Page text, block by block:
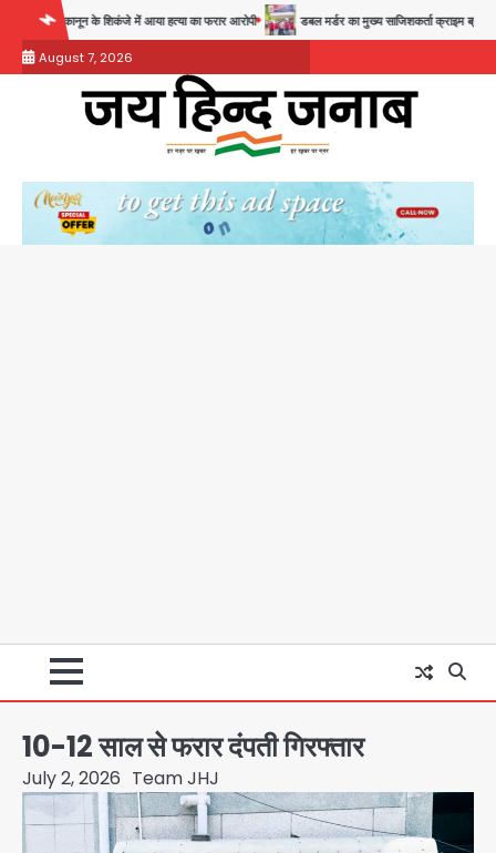
content
के शिकंजे में आया हत्या का फरार आरोपी डबल मर्डर का मुख्य साजिशकर्ता क्राइम ब्रांच के हत्थे
August 7, 2026
10-12 साल से फरार दंपती गिरफ्तार
July 2, 2026 Team JHJ